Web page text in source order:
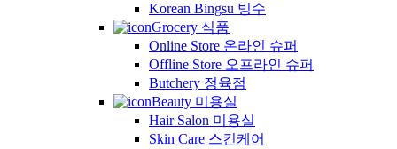
Korean Bingsu 빙수
Grocery 식품
Online Store 온라인 슈퍼
Offline Store 오프라인 슈퍼
Butchery 정육점
Beauty 미용실
Hair Salon 미용실
Skin Care 스킨케어